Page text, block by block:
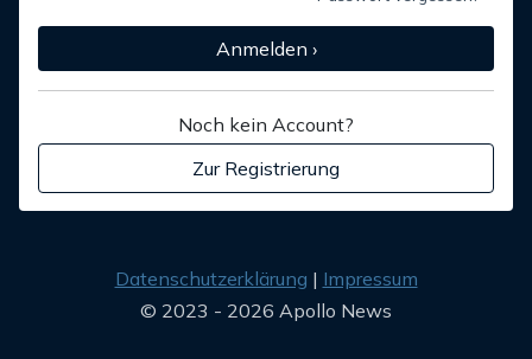
Anmelden ›
Noch kein Account?
Zur Registrierung
Datenschutzerklärung
Impressum
© 2023 - 2026 Apollo News